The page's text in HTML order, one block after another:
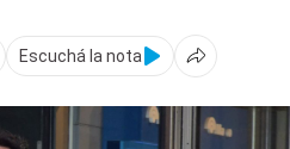
Escuchá la nota